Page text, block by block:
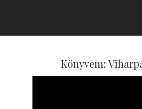
Könyvem: